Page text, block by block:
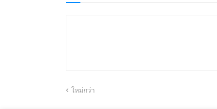
ใหม่กว่า